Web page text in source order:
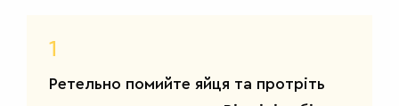
1
Ретельно помийте яйця та протріть